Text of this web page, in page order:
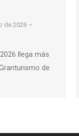
de 2026
llega más
de